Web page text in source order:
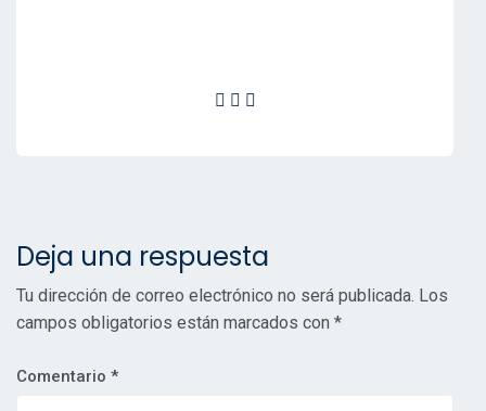
Deja una respuesta
Tu dirección de correo electrónico no será publicada. Los
campos obligatorios están marcados con *
Comentario *